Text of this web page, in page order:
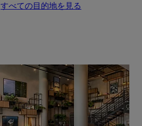
すべての目的地を見る